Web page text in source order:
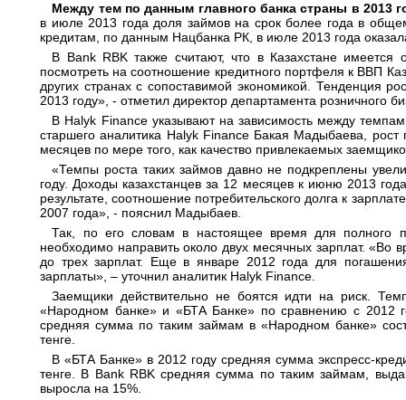
Между тем по данным главного банка страны в 2013
в июле 2013 года доля займов на срок более года в
кредитам, по данным Нацбанка РК, в июле 2013 года
В Bank RBK также считают, что в Казахстане имеется
посмотреть на соотношение кредитного портфеля к ВВП
других странах с сопоставимой экономикой. Тенденция
2013 году», - отметил директор департамента розничного
В Halyk Finance указывают на зависимость между
старшего аналитика Halyk Finance Бакая Мадыбаева, рост
месяцев по мере того, как качество привлекаемых
«Темпы роста таких займов давно не подкреплены
году. Доходы казахстанцев за 12 месяцев к июню 2013
результате, соотношение потребительского долга к
2007 года», - пояснил Мадыбаев.
Так, по его словам в настоящее время для полного
необходимо направить около двух месячных зарплат. «Во
до трех зарплат. Еще в январе 2012 года для
зарплаты», – уточнил аналитик Halyk Finance.
Заемщики действительно не боятся идти на риск.
«Народном банке» и «БТА Банке» по сравнению с 2012
средняя сумма по таким займам в «Народном банке»
тенге.
В «БТА Банке» в 2012 году средняя сумма экспресс-
тенге. В Bank RBK средняя сумма по таким займам,
выросла на 15%.